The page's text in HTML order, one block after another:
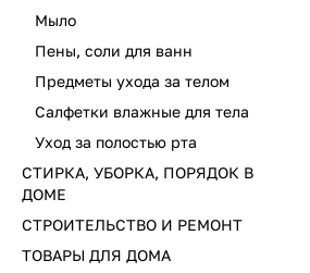
Мыло
Пены, соли для ванн
Предметы ухода за телом
Салфетки влажные для тела
Уход за полостью рта
СТИРКА, УБОРКА, ПОРЯДОК В
ДОМЕ
СТРОИТЕЛЬСТВО И РЕМОНТ
ТОВАРЫ ДЛЯ ДОМА